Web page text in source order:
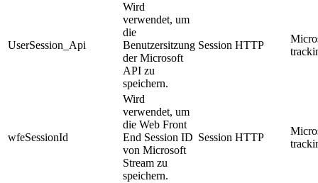
UserSession_Api
Wird
verwendet, um
die
Benutzersitzung
der Microsoft
API zu
speichern.
Session HTTP
wfeSessionId
Wird
verwendet, um
die Web Front
End Session ID
von Microsoft
Stream zu
speichern.
Session HTTP